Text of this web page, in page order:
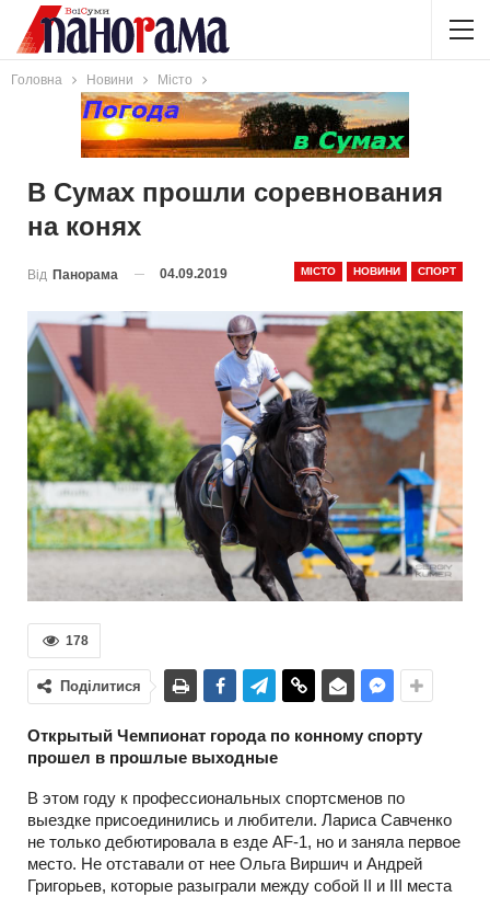
Головна Новини Місто
В Сумах прошли соревнования
на конях
МІСТО НОВИНИ СПОРТ
Від Панорама 04.09.2019
178
Поділитися
Открытый Чемпионат города по конному спорту
прошел в прошлые выходные
В этом году к профессиональных спортсменов по
выездке присоединились и любители. Лариса Савченко
не только дебютировала в езде AF-1, но и заняла первое
место. Не отставали от нее Ольга Виршич и Андрей
Григорьев, которые разыграли между собой II и III места